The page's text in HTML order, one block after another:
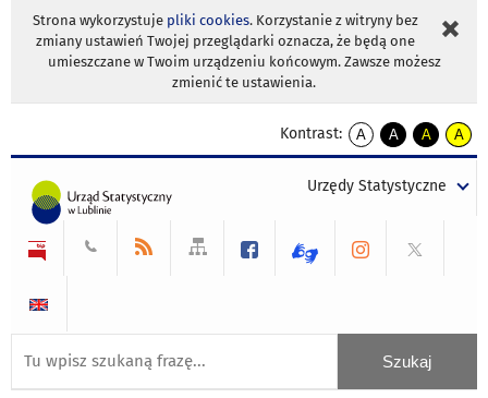
Strona wykorzystuje pliki cookies. Korzystanie z witryny bez
zmiany ustawień Twojej przeglądarki oznacza, że będą one
umieszczane w Twoim urządzeniu końcowym. Zawsze możesz
zmienić te ustawienia.
Kontrast:
A
kontrast
A
kontrast
tekst
czarnym
A
kontrast
tekst
czarnym
A
tekst
żółtym
Urzędy Statystyczne